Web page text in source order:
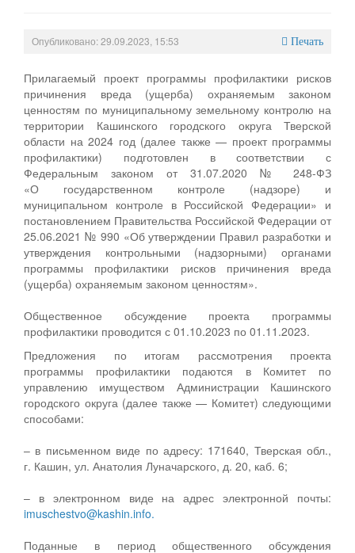
Опубликовано: 29.09.2023, 15:53 Печать
Прилагаемый проект программы профилактики рисков
причинения вреда (ущерба) охраняемым законом
ценностям по муниципальному земельному контролю на
территории Кашинского городского округа Тверской
области на 2024 год (далее также — проект программы
профилактики) подготовлен в соответствии с
Федеральным законом от 31.07.2020 № 248-ФЗ
«О государственном контроле (надзоре) и
муниципальном контроле в Российской Федерации» и
постановлением Правительства Российской Федерации от
25.06.2021 № 990 «Об утверждении Правил разработки и
утверждения контрольными (надзорными) органами
программы профилактики рисков причинения вреда
(ущерба) охраняемым законом ценностям».
Общественное обсуждение проекта программы
профилактики проводится с 01.10.2023 по 01.11.2023.
Предложения по итогам рассмотрения проекта
программы профилактики подаются в Комитет по
управлению имуществом Администрации Кашинского
городского округа (далее также — Комитет) следующими
способами:
– в письменном виде по адресу: 171640, Тверская обл.,
г. Кашин, ул. Анатолия Луначарского, д. 20, каб. 6;
– в электронном виде на адрес электронной почты:
imuschestvo@kashin.info.
Поданные в период общественного обсуждения